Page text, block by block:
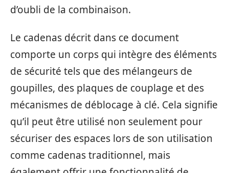
d’oubli de la combinaison.
Le cadenas décrit dans ce document
comporte un corps qui intègre des éléments
de sécurité tels que des mélangeurs de
goupilles, des plaques de couplage et des
mécanismes de déblocage à clé. Cela signifie
qu’il peut être utilisé non seulement pour
sécuriser des espaces lors de son utilisation
comme cadenas traditionnel, mais